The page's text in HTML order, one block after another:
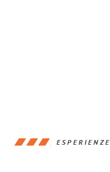
ESPERIENZE